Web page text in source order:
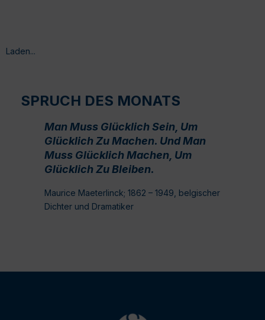
Laden...
SPRUCH DES MONATS
Man Muss Glücklich Sein, Um
Glücklich Zu Machen. Und Man
Muss Glücklich Machen, Um
Glücklich Zu Bleiben.
Maurice Maeterlinck; 1862 – 1949, belgischer
Dichter und Dramatiker